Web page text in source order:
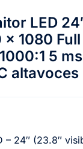
LED
1080
5
altavoces
– 24″ (23.8″